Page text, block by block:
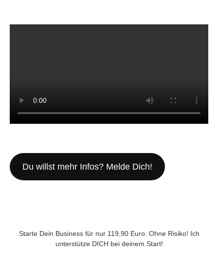
Du willst mehr Infos? Melde Dich!
Starte Dein Business für nur 119,90 Euro. Ohne Risiko! Ich
unterstütze DICH bei deinem Start!